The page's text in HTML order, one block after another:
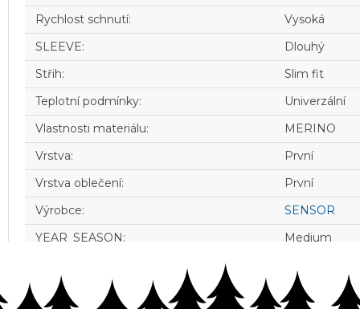
Rychlost schnutí:
Vysoká
SLEEVE:
Dlouhý
Střih:
Slim fit
Teplotní podmínky:
Univerzální
Vlastnosti materiálu:
MERINO
Vrstva:
První
Vrstva oblečení:
První
Výrobce:
SENSOR
YEAR_SEASON: Medium